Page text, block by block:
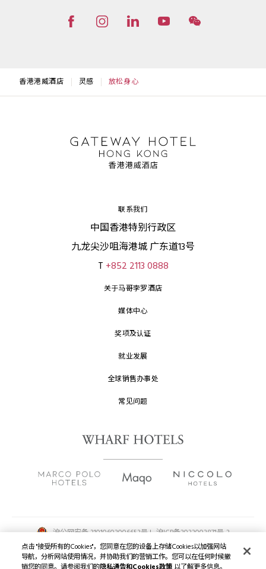
香港港威酒店 灵感 放松身心
联系我们
中国香港特别行政区
九龙尖沙咀海港城 广东道13号
T +852 2113 0888
关于马哥孛罗酒店
媒体中心
奖项及认证
就业发展
全球销售办事处
常见问题
沪公网安备 31010602006653号 | 沪ICP备2022002871号-2
版权及原稿 2026 © 九龙仓酒店保留一切权利。
点击 "接受所有的Cookies"，您同意在您的设备上存储Cookies以加强网站
导航，分析网站使用情况，并协助我们的营销工作。您可以在任何时候撤